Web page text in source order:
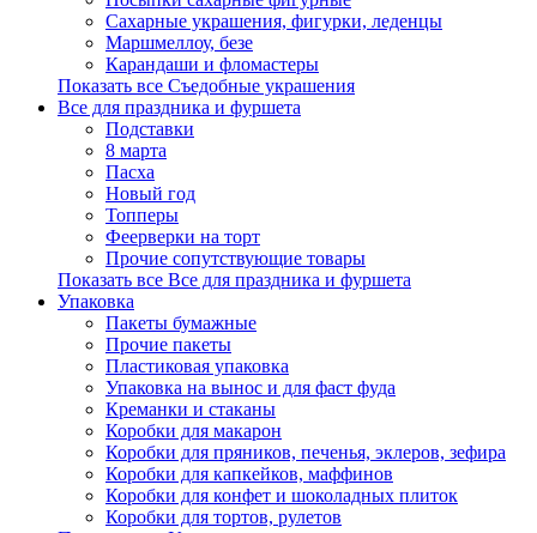
Сахарные украшения, фигурки, леденцы
Маршмеллоу, безе
Карандаши и фломастеры
Показать все Съедобные украшения
Все для праздника и фуршета
Подставки
8 марта
Пасха
Новый год
Топперы
Феерверки на торт
Прочие сопутствующие товары
Показать все Все для праздника и фуршета
Упаковка
Пакеты бумажные
Прочие пакеты
Пластиковая упаковка
Упаковка на вынос и для фаст фуда
Креманки и стаканы
Коробки для макарон
Коробки для пряников, печенья, эклеров, зефира
Коробки для капкейков, маффинов
Коробки для конфет и шоколадных плиток
Коробки для тортов, рулетов